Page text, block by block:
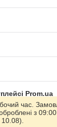
Prom.ua
час.
з